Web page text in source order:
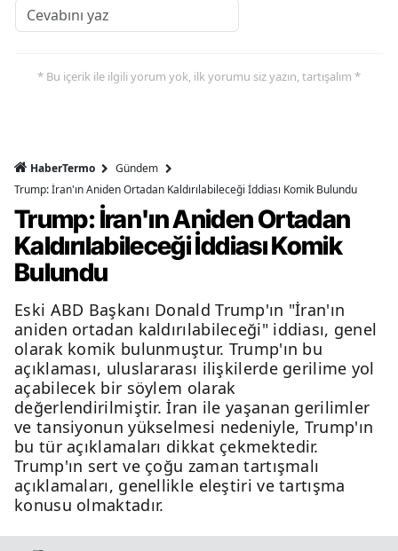
* Bu içerik ile ilgili yorum yok, ilk yorumu siz yazın, tartışalım *
HaberTermo
Gündem
Trump: İran'ın Aniden Ortadan Kaldırılabileceği İddiası Komik Bulundu
Trump: İran'ın Aniden Ortadan
Kaldırılabileceği İddiası Komik
Bulundu
Eski ABD Başkanı Donald Trump'ın "İran'ın
aniden ortadan kaldırılabileceği" iddiası, genel
olarak komik bulunmuştur. Trump'ın bu
açıklaması, uluslararası ilişkilerde gerilime yol
açabilecek bir söylem olarak
değerlendirilmiştir. İran ile yaşanan gerilimler
ve tansiyonun yükselmesi nedeniyle, Trump'ın
bu tür açıklamaları dikkat çekmektedir.
Trump'ın sert ve çoğu zaman tartışmalı
açıklamaları, genellikle eleştiri ve tartışma
konusu olmaktadır.